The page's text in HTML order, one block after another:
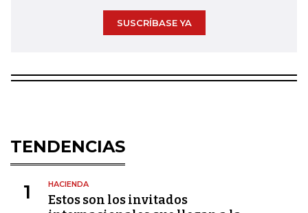
SUSCRÍBASE YA
TENDENCIAS
1 HACIENDA
Estos son los invitados